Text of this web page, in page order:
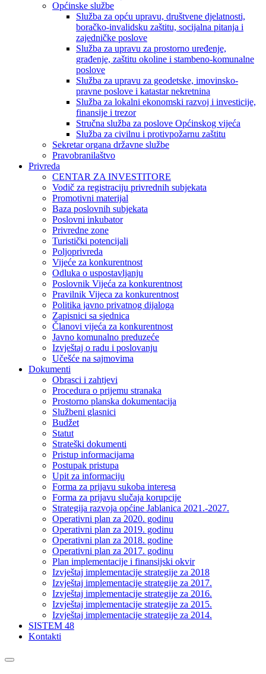
Općinske službe
Služba za opću upravu, društvene djelatnosti,
boračko-invalidsku zaštitu, socijalna pitanja i
zajedničke poslove
Služba za upravu za prostorno uređenje,
građenje, zaštitu okoline i stambeno-komunalne
poslove
Služba za upravu za geodetske, imovinsko-
pravne poslove i katastar nekretnina
Služba za lokalni ekonomski razvoj i investicije,
finansije i trezor
Stručna služba za poslove Općinskog vijeća
Služba za civilnu i protivpožarnu zaštitu
Sekretar organa državne službe
Pravobranilaštvo
Privreda
CENTAR ZA INVESTITORE
Vodič za registraciju privrednih subjekata
Promotivni materijal
Baza poslovnih subjekata
Poslovni inkubator
Privredne zone
Turistički potencijali
Poljoprivreda
Vijeće za konkurentnost
Odluka o uspostavljanju
Poslovnik Vijeća za konkurentnost
Pravilnik Vijeca za konkurentnost
Politika javno privatnog dijaloga
Zapisnici sa sjednica
Članovi vijeća za konkurentnost
Javno komunalno preduzeće
Izvještaj o radu i poslovanju
Učešće na sajmovima
Dokumenti
Obrasci i zahtjevi
Procedura o prijemu stranaka
Prostorno planska dokumentacija
Službeni glasnici
Budžet
Statut
Strateški dokumenti
Pristup informacijama
Postupak pristupa
Upit za informaciju
Forma za prijavu sukoba interesa
Forma za prijavu slučaja korupcije
Strategija razvoja općine Jablanica 2021.-2027.
Operativni plan za 2020. godinu
Operativni plan za 2019. godinu
Operativni plan za 2018. godine
Operativni plan za 2017. godinu
Plan implementacije i finansijski okvir
Izvještaj implementacije strategije za 2018
Izvještaj implementacije strategije za 2017.
Izvještaj implementacije strategije za 2016.
Izvještaj implementacije strategije za 2015.
Izvještaj implementacije strategije za 2014.
SISTEM 48
Kontakti